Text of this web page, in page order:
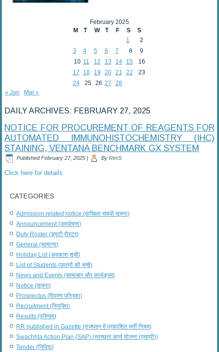
February 2025
M
T W T F S
S
1
2
3
4 5 6 7 8
9
10 11 12 13 14 15
16
17
18 19 20 21 22
23
24
25 26 27
28
« Jan
Mar »
DAILY ARCHIVES: FEBRUARY 27, 2025
NOTICE FOR PROCUREMENT OF REAGENTS FOR
AUTOMATED IMMUNOHISTOCHEMISTRY (IHC)
STAINING, VENTANA BENCHMARK GX SYSTEM
Published February 27, 2025 | By RimS
Click here for details
CATEGORIES
Admission related notice (दाखिला संबंधी सूचना)
Announcement (उद्घोषणा)
Duty Roster (ड्यूटी रोस्टर)
General (सामान्य)
Holiday List (अवकाश सूची)
List of Students (छात्रों की सूची)
News and Events (सामाचार और कार्यक्रम)
Notice (सूचना)
Prospectus (विवरण पत्रिका)
Recruitment (नियुक्ति)
Results (परिणाम)
RR published in Gazette (राजपत्र में प्रकाशित भर्ती नियम)
Swachhta Action Plan (SAP) (स्वच्छता कार्य योजना (एसएपी))
Tender (निविदा)